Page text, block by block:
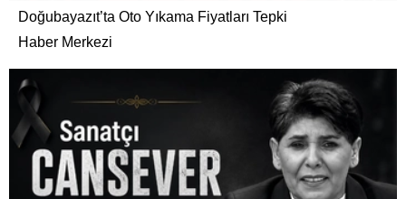
Doğubayazıt’ta Oto Yıkama Fiyatları Tepki
Haber Merkezi